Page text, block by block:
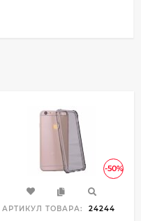
-50%
АРТИКУЛ ТОВАРА: 24244